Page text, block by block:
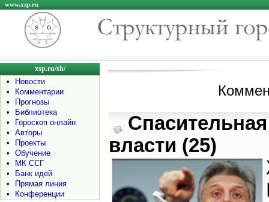
www.xsp.ru
xsp.ru/sh/
•
Новости
•
Комментарии
•
Прогнозы
•
Библиотека
•
Гороскоп онлайн
•
Авторы
•
Проекты
•
Обучение
•
МК ССГ
•
Банк идей
•
Прямая линия
•
Конференции
власти (25)